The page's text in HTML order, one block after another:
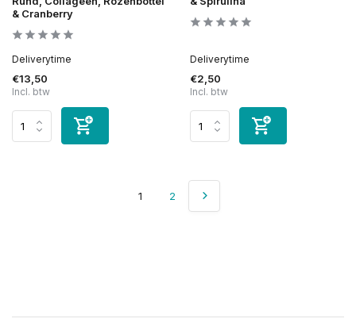
& Cranberry
Deliverytime
€13,50
Incl. btw
Deliverytime
€2,50
Incl. btw
1 2